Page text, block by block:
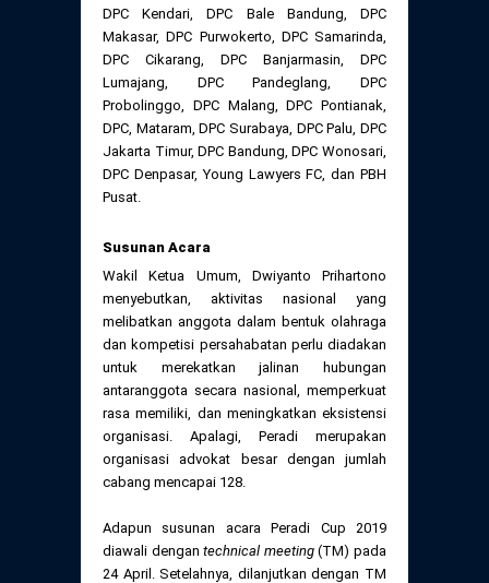
DPC Kendari, DPC Bale Bandung, DPC
Makasar, DPC Purwokerto, DPC Samarinda,
DPC Cikarang, DPC Banjarmasin, DPC
Lumajang, DPC Pandeglang, DPC
Probolinggo, DPC Malang, DPC Pontianak,
DPC, Mataram, DPC Surabaya, DPC Palu, DPC
Jakarta Timur, DPC Bandung, DPC Wonosari,
DPC Denpasar, Young Lawyers FC, dan PBH
Pusat.
Susunan Acara
Wakil Ketua Umum, Dwiyanto Prihartono
menyebutkan, aktivitas nasional yang
melibatkan anggota dalam bentuk olahraga
dan kompetisi persahabatan perlu diadakan
untuk merekatkan jalinan hubungan
antaranggota secara nasional, memperkuat
rasa memiliki, dan meningkatkan eksistensi
organisasi. Apalagi, Peradi merupakan
organisasi advokat besar dengan jumlah
cabang mencapai 128.
Adapun susunan acara Peradi Cup 2019
diawali dengantechnical meeting(TM) pada
24 April. Setelahnya, dilanjutkan dengan TM